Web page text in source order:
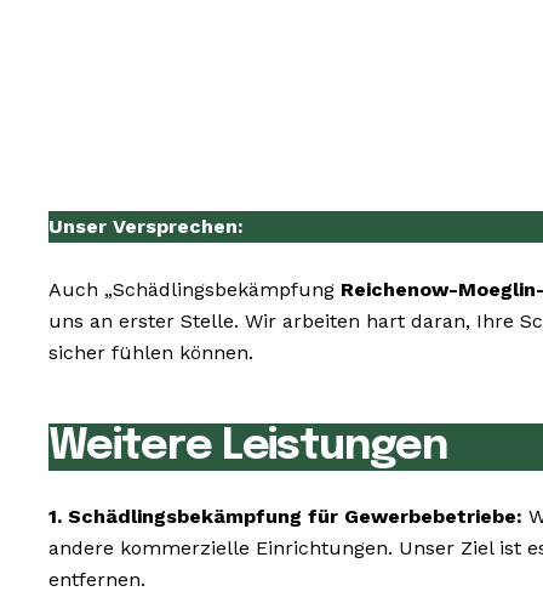
Unser Versprechen:
Auch „Schädlingsbekämpfung Reichenow-
uns an erster Stelle. Wir arbeiten hart daran, Ihre
sicher fühlen können.
Weitere Leistungen
1. Schädlingsbekämpfung für Gewerbebetriebe:
andere kommerzielle Einrichtungen. Unser Ziel ist
entfernen.